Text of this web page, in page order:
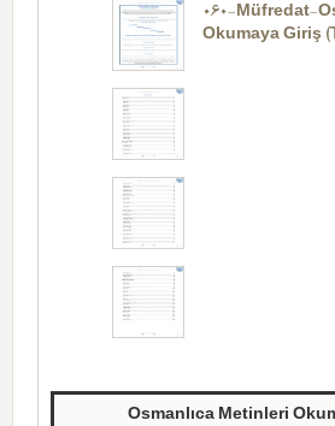
060-Müfredat-
Okumaya Giriş
Osmanlıca Metinleri